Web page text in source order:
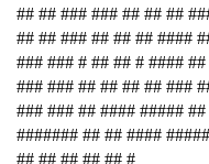
## ## ### ### ## ## ##
## ## ### ## ## ## ####
### ### # ## ## # ####
### ### ## ## ## ## ###
### ### ## #### #####
####### ## ## ####
## ## ## ## ## #